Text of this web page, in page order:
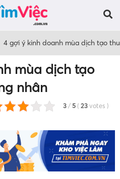
4 gợi ý kinh doanh mùa dịch tạo
mùa dịch tạo
nhân
3 / 5 ( 23 votes )